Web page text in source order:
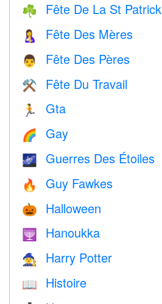
☘️ Fête De La St Patrick
🤱 Fête Des Mères
👨 Fête Des Pères
⚒️ Fête Du Travail
🏃 Gta
🌈 Gay
🌌 Guerres Des Étoiles
🔥 Guy Fawkes
🎃 Halloween
🕎 Hanoukka
🧙 Harry Potter
📖 Histoire